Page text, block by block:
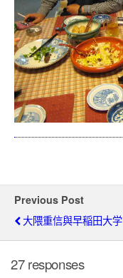
Previous Post
大隈重信與早稲田大学
27 responses